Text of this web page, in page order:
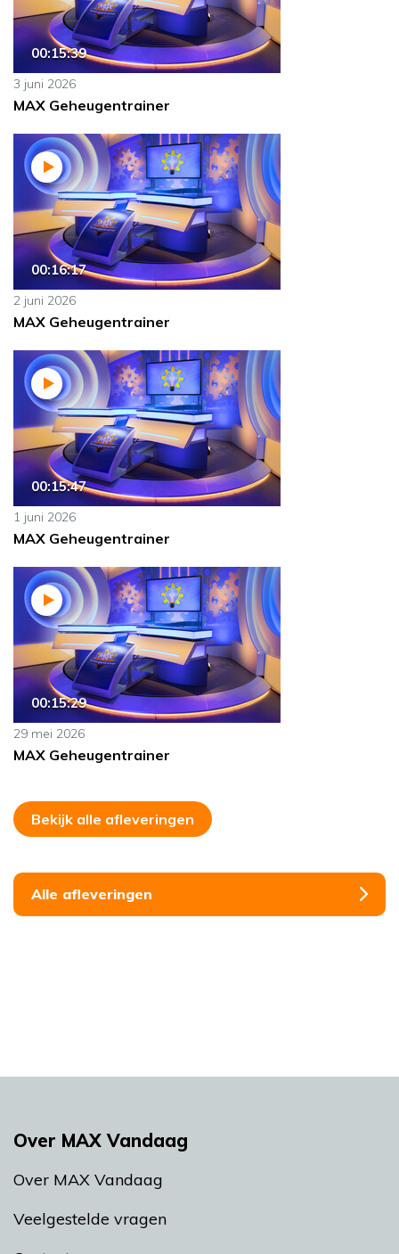
00:15:39
3 juni 2026
MAX Geheugentrainer
00:16:17
2 juni 2026
MAX Geheugentrainer
00:15:47
1 juni 2026
MAX Geheugentrainer
00:15:29
29 mei 2026
MAX Geheugentrainer
Bekijk alle afleveringen
Alle afleveringen
Over MAX Vandaag
Over MAX Vandaag
Veelgestelde vragen